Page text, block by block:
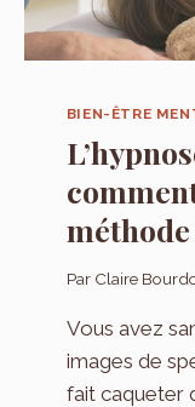
BIEN-ÊTRE
Par Claire
Vous avez
images de
fait caqueter